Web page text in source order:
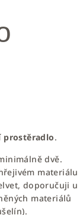
prostěradlo.
dvě.
materiálu
doporučuji u
materiálů